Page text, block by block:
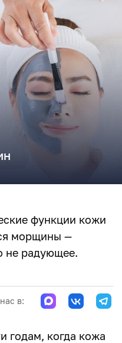
функции кожи
морщины —
не радующее.
в:
годам, когда кожа